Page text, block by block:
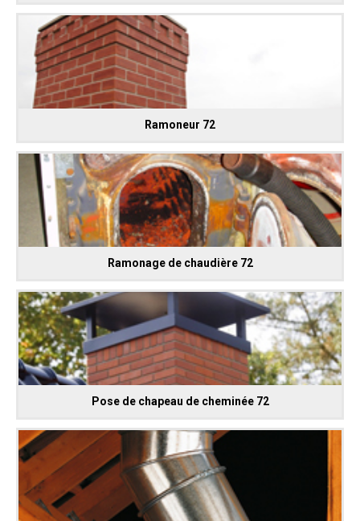
Ramoneur 72
Ramonage de chaudière 72
Pose de chapeau de cheminée 72